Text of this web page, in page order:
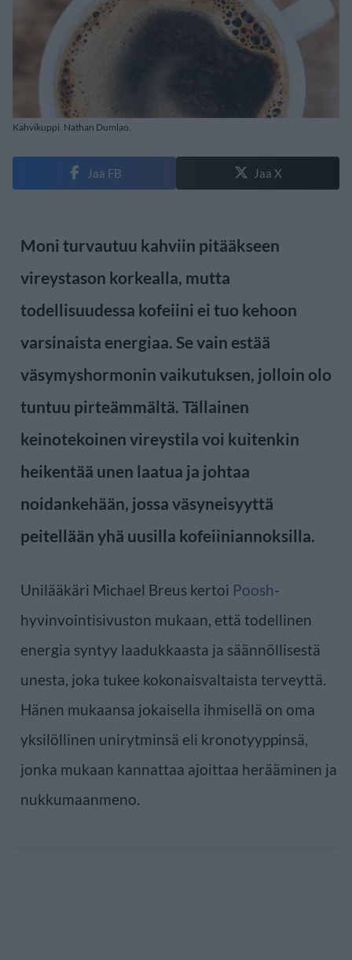
Kahvikuppi. Nathan Dumlao.
Jaa FB Jaa X
Moni turvautuu kahviin pitääkseen
vireystason korkealla, mutta
todellisuudessa kofeiini ei tuo kehoon
varsinaista energiaa. Se vain estää
väsymyshormonin vaikutuksen, jolloin olo
tuntuu pirteämmältä. Tällainen
keinotekoinen vireystila voi kuitenkin
heikentää unen laatua ja johtaa
noidankehään, jossa väsyneisyyttä
peitellään yhä uusilla kofeiiniannoksilla.
Unilääkäri Michael Breus kertoi Poosh-
hyvinvointisivuston mukaan, että todellinen
energia syntyy laadukkaasta ja säännöllisestä
unesta, joka tukee kokonaisvaltaista terveyttä.
Hänen mukaansa jokaisella ihmisellä on oma
yksilöllinen unirytminsä eli kronotyyppinsä,
jonka mukaan kannattaa ajoittaa herääminen ja
nukkumaanmeno.